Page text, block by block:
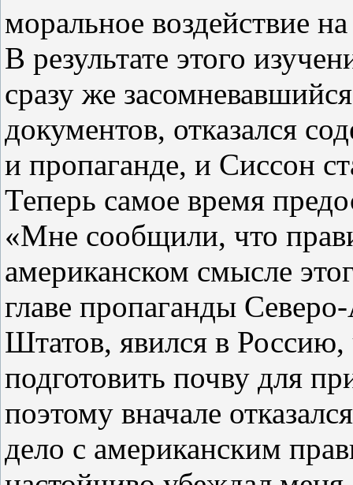
моральное воздействие
В результате этого
сразу же
документов, отказался
и пропаганде, и Сиссон
Теперь самое время
«Мне сообщили, что
американском смысле
главе пропаганды
Штатов, явился в
подготовить почву для
поэтому вначале
дело с американским